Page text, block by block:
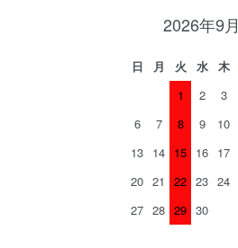
2026年9月
日 月 火 水 木
1
2 3
6
7 8 9 10
13 14 15 16 17
20 21 22 23 24
27 28 29 30